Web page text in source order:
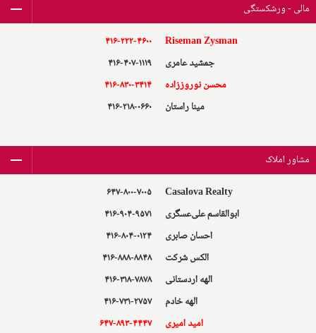
مالی - ورشکستگی
Riseman Zysman
۴۱۶-۲۲۲-۴۶۰۰
جمشید عامری
۴۱۶-۴۰۷-۱۱۱۹
محسن نوروز‌زاده
۴۱۶-۸۳۰-۳۴۱۴
مینا راستان
۴۱۶-۲۱۸-۰۶۶۰
مشاور املاک
Casalova Realty
۶۴۷-۸۰۰-۷۰۰۵
ابوالقاسم علی‌عسگری
۴۱۶-۹۰۴-۹۵۷۱
احسان صابری
۴۱۶-۸۰۴-۰۱۲۴
الکس شرکت
۴۱۶-۸۸۸-۸۸۴۸
الهه اردستانی
۴۱۶-۳۱۸-۷۸۷۸
الهه خادم
۴۱۶-۷۳۱-۲۷۵۷
امید امیری
۶۴۷-۸۹۳-۴۴۴۷